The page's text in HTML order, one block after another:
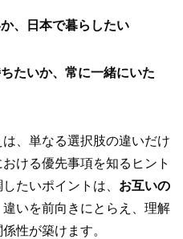
、日本で暮らしたい
たいか、常に一緒にいた
、単なる選択肢の違いだけ
ける優先事項を知るヒント
たいポイントは、 お互いの
違いを前向きにとらえ、理解
性が築けます。